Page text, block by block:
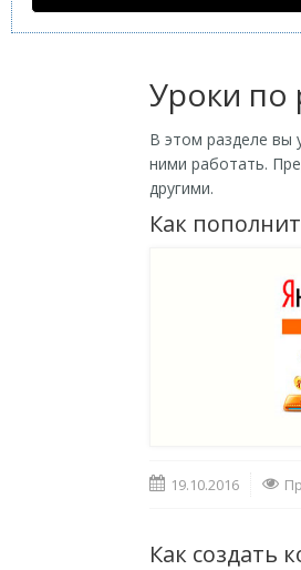
Уроки по
В этом разделе вы
ними работать.
другими.
Как
19.10.2016
Как создать